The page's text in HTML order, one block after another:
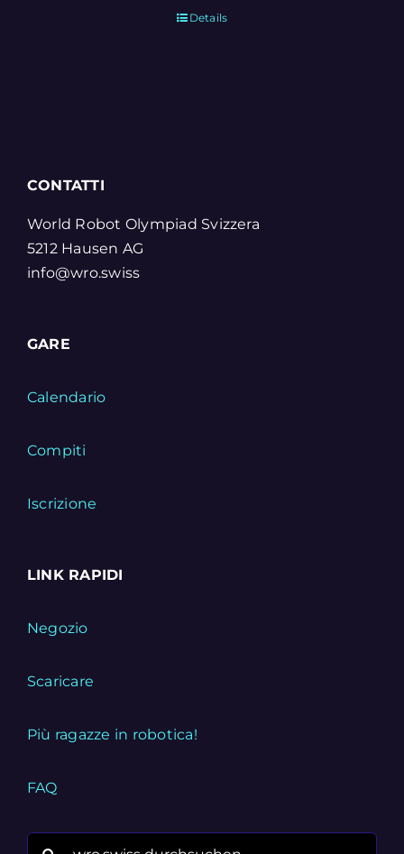
Details
CONTATTI
World Robot Olympiad Svizzera
5212 Hausen AG
info@wro.swiss
GARE
Calendario
Compiti
Iscrizione
LINK RAPIDI
Negozio
Scaricare
Più ragazze in robotica!
FAQ